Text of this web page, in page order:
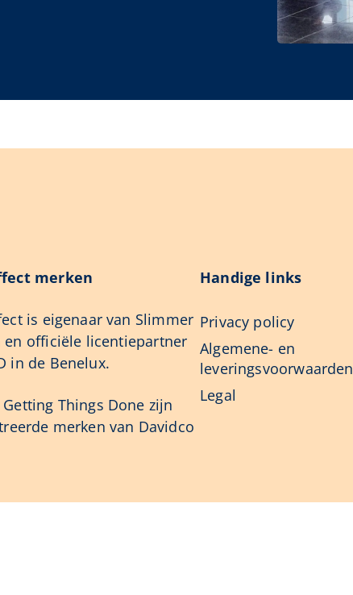
merken
is eigenaar van Slimmer
en officiële licentiepartner
in de Benelux.
Getting Things Done zijn
merken van Davidco
Handige links
Privacy policy
Algemene- en
leveringsvoorwaarden
Legal